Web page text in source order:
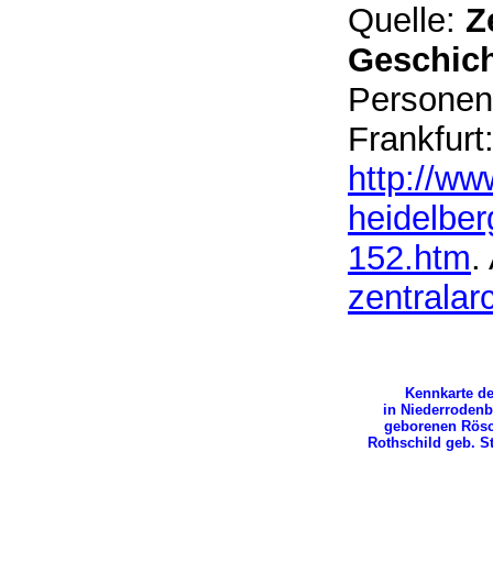
Quelle:
http://
152.htm.
Kennkarte
in
geborenen
Rothschild geb.